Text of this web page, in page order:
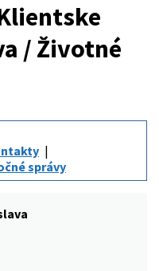
/ Životné
správy